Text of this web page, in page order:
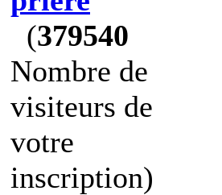
(379540
Nombre de
visiteurs de
votre
inscription)